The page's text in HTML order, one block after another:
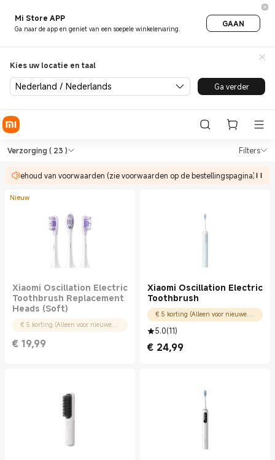
Mi Store APP
Ga naar de app en geniet van een soepele winkelervaring.
GAAN
Kies uw locatie en taal
Nederland / Nederlands Ga verder
Shop Verzorging in Xiaomi
Verzorging ( 23 ) Filters
van voorwaarden (zie voorwaarden op de bestellingspagina).
Shop Verzorging in Xiaomi Xiaomi
Nieuw
Xiaomi Oscillation Electric
Toothbrush Replacement
Heads (Soft)
€ 5 korting (Alleen voor nieuwe gebruikers)
€ 19,99
Current Price € 19.99
Xiaomi Oscillation Electric
Toothbrush
€ 5 korting (Alleen voor nieuwe gebruikers)
5.0(11)
€ 24,99
Current Price € 24.99